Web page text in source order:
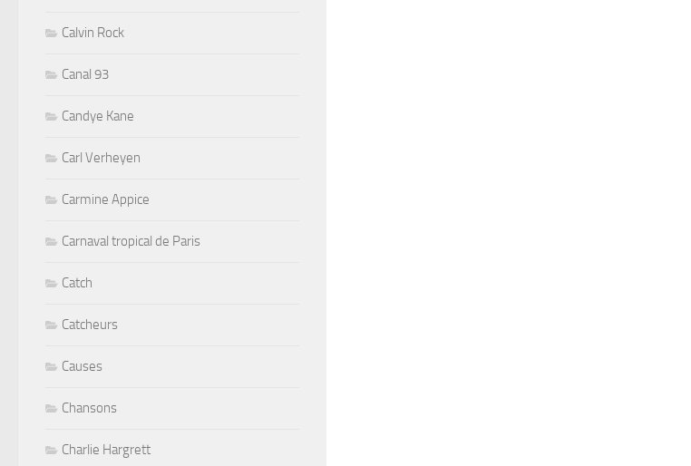
Calvin Rock
Canal 93
Candye Kane
Carl Verheyen
Carmine Appice
Carnaval tropical de Paris
Catch
Catcheurs
Causes
Chansons
Charlie Hargrett